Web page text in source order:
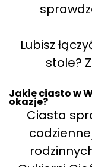
Lubisz
stole?
Jakie ciasto w
okazje?
Ciasta